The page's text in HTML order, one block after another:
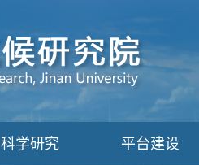
科学研究 平台建设